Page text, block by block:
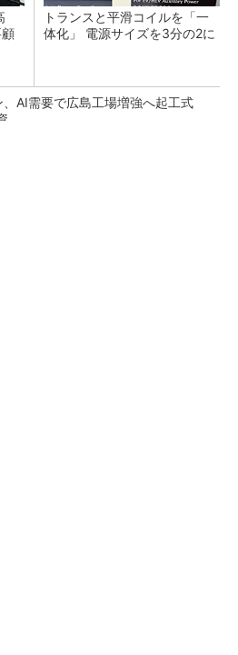
トランスと平滑コイルを「一
体化」 電源サイズを3分の2に
、AI需要で広島工場増強へ起工式